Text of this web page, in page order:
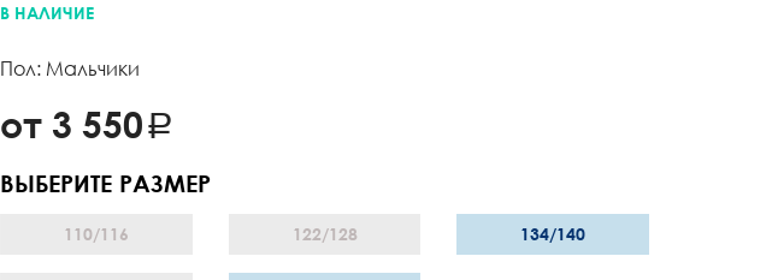
В НАЛИЧИЕ
Пол: Мальчики
от 3 550
ВЫБЕРИТЕ РАЗМЕР
110/116 122/128 134/140